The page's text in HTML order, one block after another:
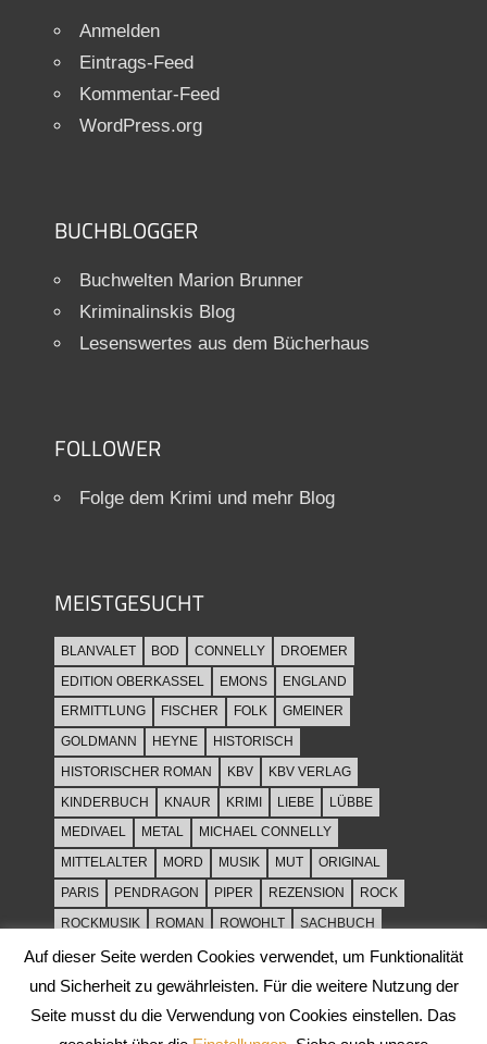
Anmelden
Eintrags-Feed
Kommentar-Feed
WordPress.org
BUCHBLOGGER
Buchwelten Marion Brunner
Kriminalinskis Blog
Lesenswertes aus dem Bücherhaus
FOLLOWER
Folge dem Krimi und mehr Blog
MEISTGESUCHT
BLANVALET BOD CONNELLY
DROEMER
EDITION OBERKASSEL
EMONS
ENGLAND
ERMITTLUNG
FISCHER FOLK
GMEINER
GOLDMANN
HEYNE
HISTORISCH
HISTORISCHER ROMAN
KBV
KBV VERLAG
KINDERBUCH
KNAUR KRIMI LIEBE
LÜBBE
MEDIVAEL
METAL
MICHAEL CONNELLY
MITTELALTER
MORD MUSIK MUT
ORIGINAL
PARIS
PENDRAGON PIPER REZENSION
ROCK
ROCKMUSIK
ROMAN ROWOHLT
SACHBUCH
SPANNUNG
SYLT THRILLER TOD
ULLSTEIN
WEIHNACHT
Auf dieser Seite werden Cookies verwendet, um Funktionalität
und Sicherheit zu gewährleisten. Für die weitere Nutzung der
Seite musst du die Verwendung von Cookies einstellen. Das